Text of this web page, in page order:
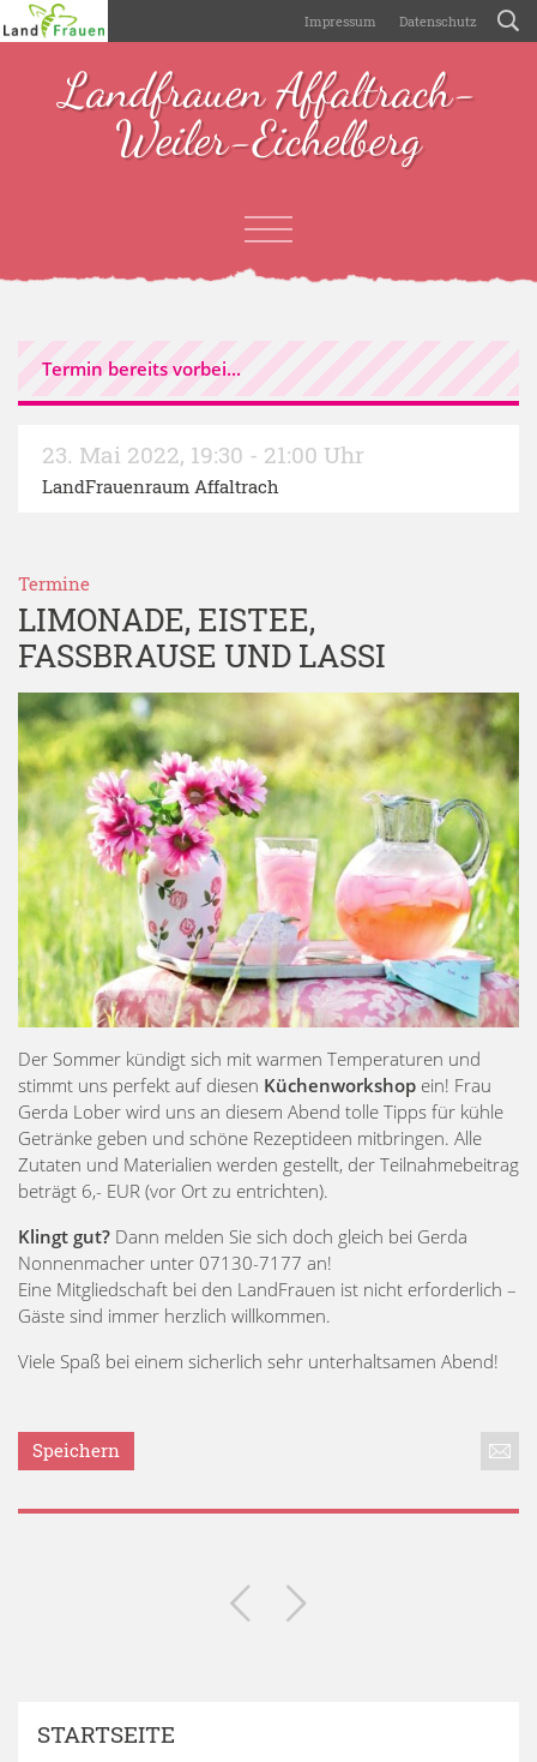
Impressum Datenschutz
Landfrauen Affaltrach-
Weiler-Eichelberg
Termin bereits vorbei...
23. Mai 2022, 19:30 - 21:00 Uhr
LandFrauenraum Affaltrach
Termine
LIMONADE, EISTEE,
FASSBRAUSE UND LASSI
Der Sommer kündigt sich mit warmen Temperaturen und
stimmt uns perfekt auf diesen Küchenworkshop ein! Frau
Gerda Lober wird uns an diesem Abend tolle Tipps für kühle
Getränke geben und schöne Rezeptideen mitbringen. Alle
Zutaten und Materialien werden gestellt, der Teilnahmebeitrag
beträgt 6,- EUR (vor Ort zu entrichten).
Klingt gut? Dann melden Sie sich doch gleich bei Gerda
Nonnenmacher unter 07130-7177 an!
Eine Mitgliedschaft bei den LandFrauen ist nicht erforderlich –
Gäste sind immer herzlich willkommen.
Viele Spaß bei einem sicherlich sehr unterhaltsamen Abend!
Speichern
STARTSEITE